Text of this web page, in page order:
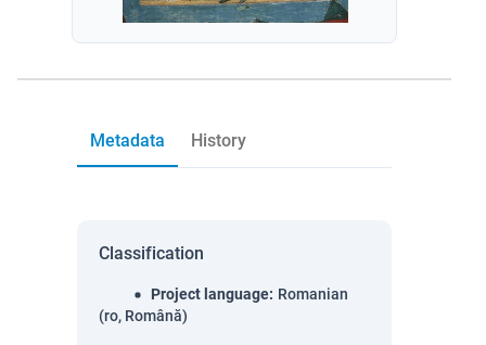
Metadata History
Classification
Project language: Romanian
(ro, Română)